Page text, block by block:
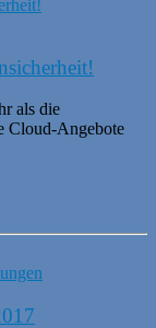
als die
Cloud-Angebote